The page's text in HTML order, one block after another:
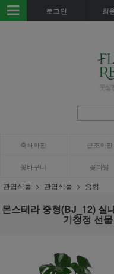
로그인 회
축하화환 근조화환
꽃바구니 꽃다발
관엽식물 관엽식물 중형
몬스테라 중형(BJ_12) 실
기청정 선